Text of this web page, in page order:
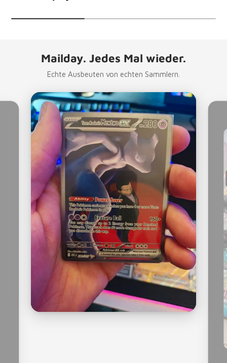
Mailday. Jedes Mal wieder.
Echte Ausbeuten von echten Sammlern.